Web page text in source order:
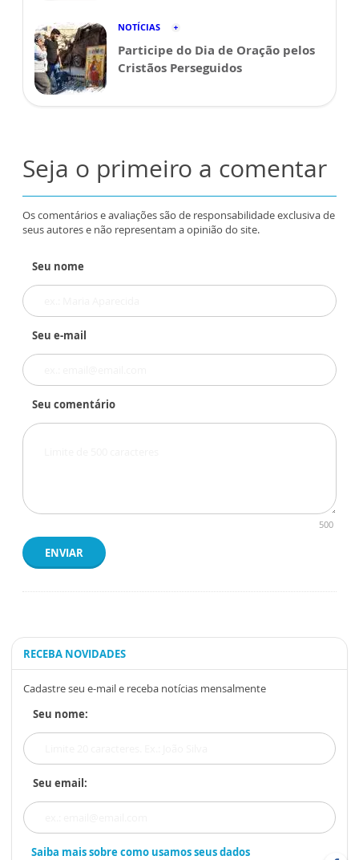
NOTÍCIAS
Participe do Dia de Oração pelos
Cristãos Perseguidos
Seja o primeiro a comentar
Os comentários e avaliações são de responsabilidade exclusiva de
seus autores e não representam a opinião do site.
Seu nome
Seu e-mail
Seu comentário
500
ENVIAR
RECEBA NOVIDADES
Cadastre seu e-mail e receba notícias mensalmente
Seu nome:
Seu email:
Saiba mais sobre como usamos seus dados